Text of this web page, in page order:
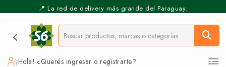
📍 La red de delivery más grande del Paraguay.
¡Hola! ¿Querés ingresar o registrarte?